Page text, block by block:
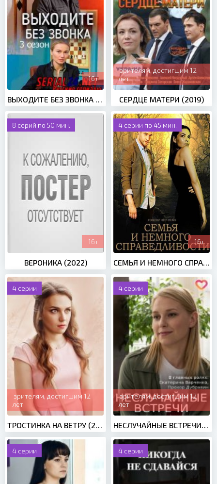
16+
ВЫХОДИТЕ БЕЗ ЗВОНКА 3 СЕЗОН (2020)
зрителям, достигшим 12
лет
СЕРДЦЕ МАТЕРИ (2019)
8 серий по 50 мин.
16+
ВЕРОНИКА (2022)
4 серии по 45 мин.
16+
СЕМЬЯ И НЕМНОГО СПРАВЕДЛИВОСТИ (2021)
4 серии
зрителям, достигшим 12
лет
ТРОСТИНКА НА ВЕТРУ (2020)
4 серии
зрителям, достигшим 12
лет
НЕСЛУЧАЙНЫЕ ВСТРЕЧИ (2019)
4 серии 4 серии